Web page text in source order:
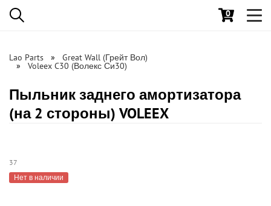
0
Lao Parts Great Wall (Грейт Вол)
Voleex C30 (Волекс Си30)
Пыльник заднего амортизатора
(на 2 стороны) VOLEEX
37
Нет в наличии